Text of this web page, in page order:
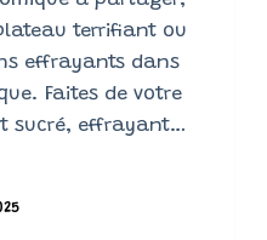
terrifiant ou
effrayants dans
Faites de votre
sucré, effrayant…